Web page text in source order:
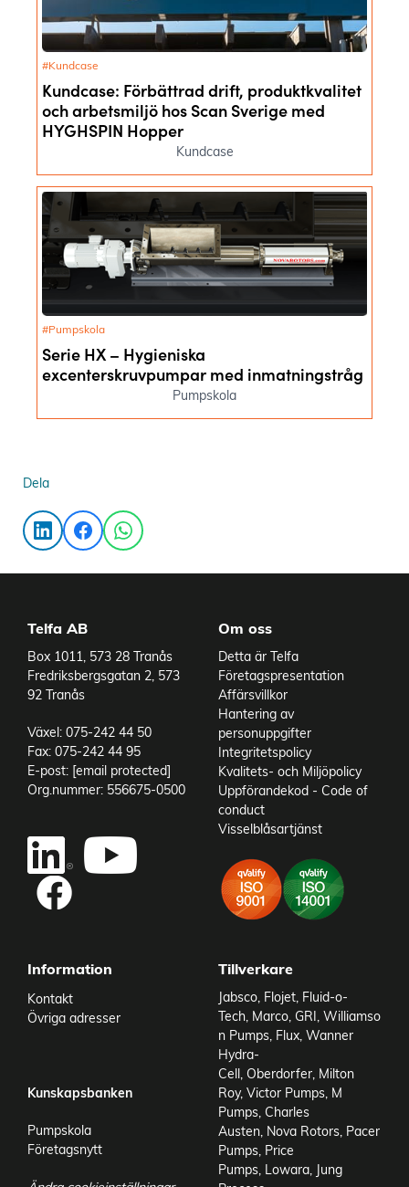
#Kundcase
Kundcase: Förbättrad drift, produktkvalitet
och arbetsmiljö hos Scan Sverige med
HYGHSPIN Hopper
Kundcase
#Pumpskola
Serie HX – Hygieniska
excenterskruvpumpar med inmatningstråg
Pumpskola
Dela
Telfa AB
Box 1011, 573 28 Tranås
Fredriksbergsgatan 2, 573
92 Tranås
Växel: 075-242 44 50
Fax: 075-242 44 95
E-post: [email protected]
Org.nummer: 556675-0500
Om oss
Detta är Telfa
Företagspresentation
Affärsvillkor
Hantering av
personuppgifter
Integritetspolicy
Kvalitets- och Miljöpolicy
Uppförandekod - Code of
conduct
Visselblåsartjänst
Information
Kontakt
Övriga adresser
Kunskapsbanken
Pumpskola
Företagsnytt
Tillverkare
Jabsco, Flojet, Fluid-o-
Tech, Marco, GRI, Williamso
n Pumps, Flux, Wanner
Hydra-
Cell, Oberdorfer, Milton
Roy, Victor Pumps, M
Pumps, Charles
Austen, Nova Rotors, Pacer
Pumps, Price
Pumps, Lowara, Jung